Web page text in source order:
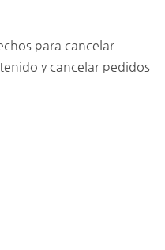
para cancelar
y cancelar pedidos